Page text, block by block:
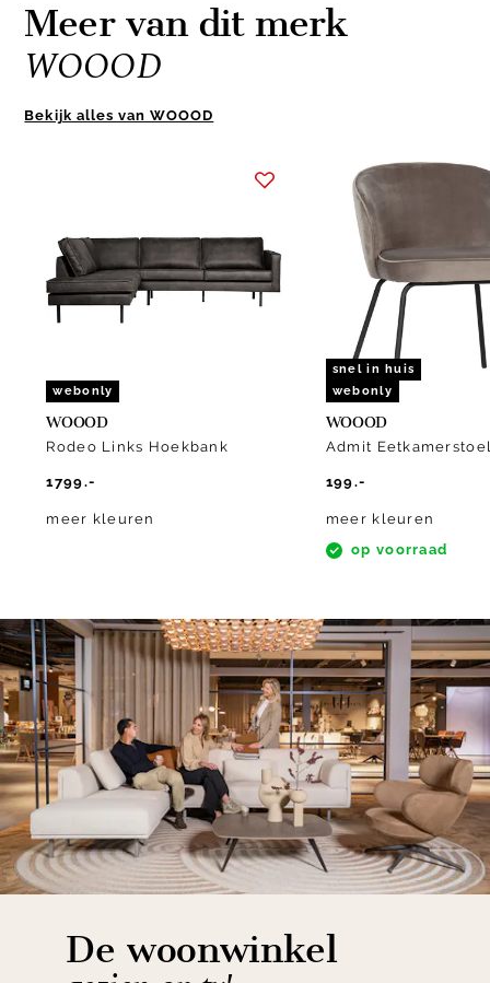
Meer van dit merk
WOOOD
Bekijk alles van WOOOD
webonly
WOOOD
Rodeo Links Hoekbank
1799.-
meer kleuren
snel in huis
webonly
WOOOD
Admit
199.-
meer kleuren
op voorraad
De woonwinkel